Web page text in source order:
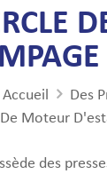
Accueil
Des
Moteur
des